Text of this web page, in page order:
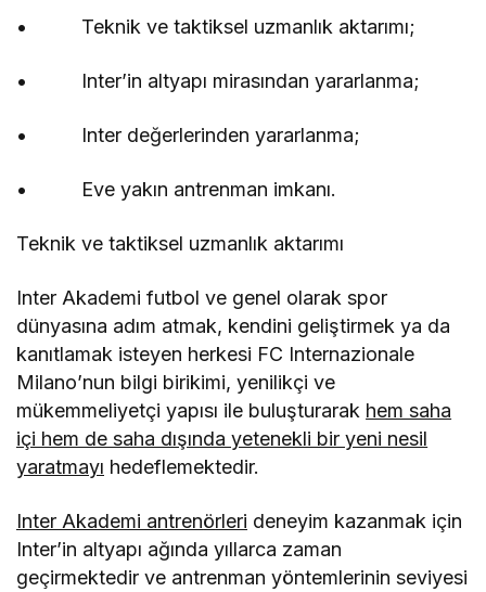
• Teknik ve taktiksel uzmanlık aktarımı;
• Inter’in altyapı mirasından yararlanma;
• Inter değerlerinden yararlanma;
• Eve yakın antrenman imkanı.
Teknik ve taktiksel uzmanlık aktarımı
Inter Akademi futbol ve genel olarak spor
dünyasına adım atmak, kendini geliştirmek ya da
kanıtlamak isteyen herkesi FC Internazionale
Milano’nun bilgi birikimi, yenilikçi ve
mükemmeliyetçi yapısı ile buluşturarak hem saha
içi hem de saha dışında yetenekli bir yeni nesil
yaratmayı hedeflemektedir.
Inter Akademi antrenörleri deneyim kazanmak için
Inter’in altyapı ağında yıllarca zaman
geçirmektedir ve antrenman yöntemlerinin seviyesi